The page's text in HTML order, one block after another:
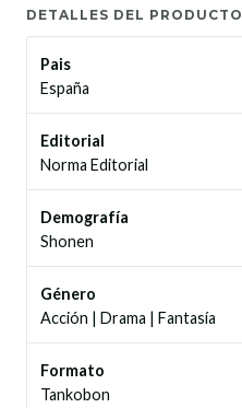
DETALLES DEL PRODUCTO
Pais
España
Editorial
Norma Editorial
Demografía
Shonen
Género
Acción | Drama | Fantasía
Formato
Tankobon